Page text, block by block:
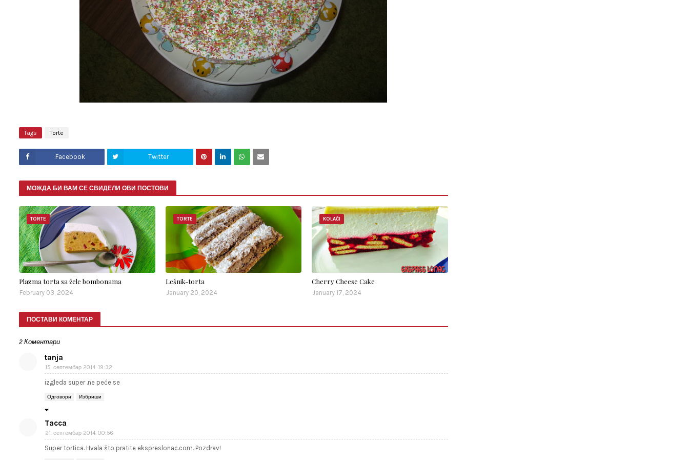
Tags Torte
Facebook Twitter
МОЖДА БИ ВАМ СЕ СВИДЕЛИ ОВИ ПОСТОВИ
TORTE
Plazma torta sa žele bombonama
February 03, 2024
TORTE
Lešnik-torta
January 20, 2024
KOLAČI
Cherry Cheese Cake
January 17, 2024
ПОСТАВИ КОМЕНТАР
2 Коментари
tanja
15. септембар 2014. 19:32
izgleda super .ne peće se
Одговори Избриши
Tacca
21. септембар 2014. 00:56
Super tortica. Hvala što pratite ekspreslonac.com. Pozdrav!